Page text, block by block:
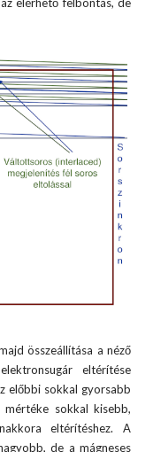
összeállítása a néző
eltérítése
előbbi sokkal gyorsabb
sokkal kisebb,
eltérítéshez. A
de a mágneses